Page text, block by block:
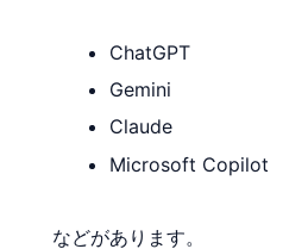
ChatGPT
Gemini
Claude
Microsoft Copilot
などがあります。